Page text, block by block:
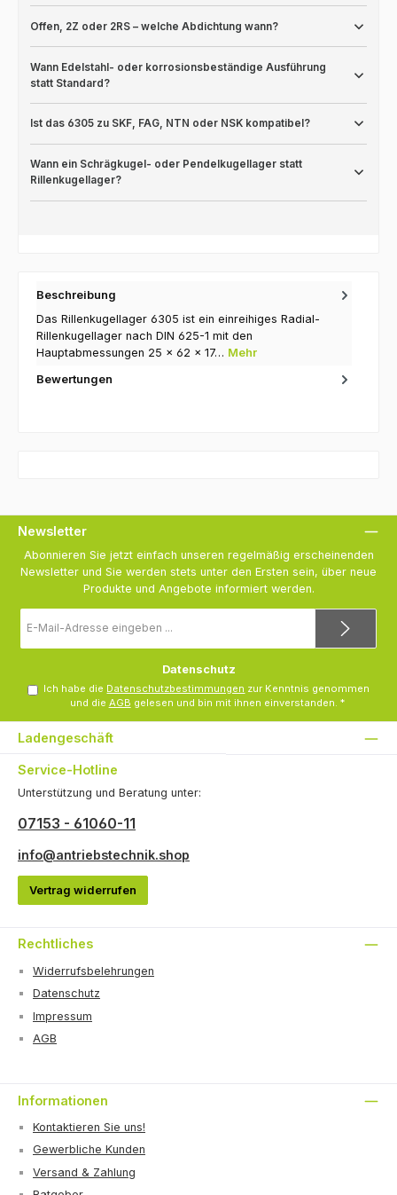
Offen, 2Z oder 2RS – welche Abdichtung wann?
Wann Edelstahl- oder korrosionsbeständige Ausführung
statt Standard?
Ist das 6305 zu SKF, FAG, NTN oder NSK kompatibel?
Wann ein Schrägkugel- oder Pendelkugellager statt
Rillenkugellager?
Beschreibung
Das Rillenkugellager 6305 ist ein einreihiges Radial-
Rillenkugellager nach DIN 625-1 mit den
Hauptabmessungen 25 × 62 × 17… Mehr
Bewertungen
Newsletter
Abonnieren Sie jetzt einfach unseren regelmäßig erscheinenden
Newsletter und Sie werden stets unter den Ersten sein, über neue
Produkte und Angebote informiert werden.
Mail-
Adresse
Datenschutz
Ich habe die Datenschutzbestimmungen zur Kenntnis genommen
und die AGB gelesen und bin mit ihnen einverstanden. *
Ladengeschäft
Service-Hotline
Unterstützung und Beratung unter:
07153 - 61060-11
info@antriebstechnik.shop
Vertrag widerrufen
Rechtliches
Widerrufsbelehrungen
Datenschutz
Impressum
AGB
Informationen
Kontaktieren Sie uns!
Gewerbliche Kunden
Versand & Zahlung